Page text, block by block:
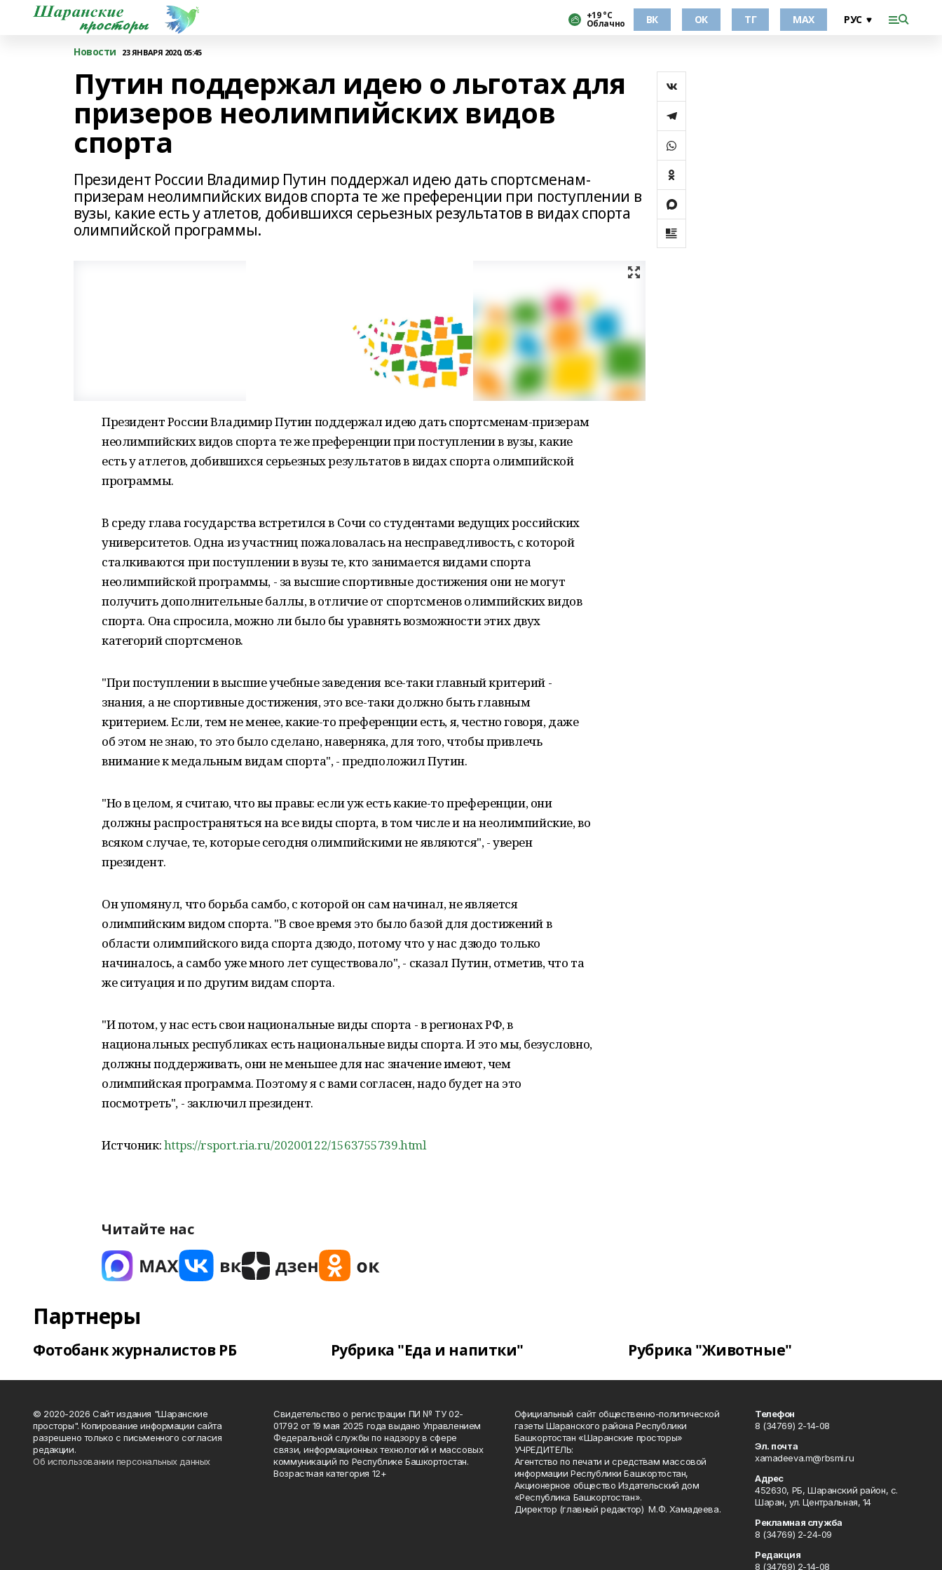
+19 °С
Облачно ВК ОК ТГ МАХ
Новости 23 ЯНВАРЯ 2020, 05:45
Путин поддержал идею о льготах для
призеров неолимпийских видов
спорта
Президент России Владимир Путин поддержал идею дать спортсменам-
призерам неолимпийских видов спорта те же преференции при поступлении в
вузы, какие есть у атлетов, добившихся серьезных результатов в видах спорта
олимпийской программы.
Президент России Владимир Путин поддержал идею дать спортсменам-призерам
неолимпийских видов спорта те же преференции при поступлении в вузы, какие
есть у атлетов, добившихся серьезных результатов в видах спорта олимпийской
программы.
В среду глава государства встретился в Сочи со студентами ведущих российских
университетов. Одна из участниц пожаловалась на несправедливость, с которой
сталкиваются при поступлении в вузы те, кто занимается видами спорта
неолимпийской программы, - за высшие спортивные достижения они не могут
получить дополнительные баллы, в отличие от спортсменов олимпийских видов
спорта. Она спросила, можно ли было бы уравнять возможности этих двух
категорий спортсменов.
"При поступлении в высшие учебные заведения все-таки главный критерий -
знания, а не спортивные достижения, это все-таки должно быть главным
критерием. Если, тем не менее, какие-то преференции есть, я, честно говоря, даже
об этом не знаю, то это было сделано, наверняка, для того, чтобы привлечь
внимание к медальным видам спорта", - предположил Путин.
"Но в целом, я считаю, что вы правы: если уж есть какие-то преференции, они
должны распространяться на все виды спорта, в том числе и на неолимпийские, во
всяком случае, те, которые сегодня олимпийскими не являются", - уверен
президент.
Он упомянул, что борьба самбо, с которой он сам начинал, не является
олимпийским видом спорта. "В свое время это было базой для достижений в
области олимпийского вида спорта дзюдо, потому что у нас дзюдо только
начиналось, а самбо уже много лет существовало", - сказал Путин, отметив, что та
же ситуация и по другим видам спорта.
"И потом, у нас есть свои национальные виды спорта - в регионах РФ, в
национальных республиках есть национальные виды спорта. И это мы, безусловно,
должны поддерживать, они не меньшее для нас значение имеют, чем
олимпийская программа. Поэтому я с вами согласен, надо будет на это
посмотреть", - заключил президент.
Истчоник:https://rsport.ria.ru/20200122/1563755739.html
Читайте нас
Партнеры
Фотобанк журналистов РБ Рубрика "Еда и напитки" Рубрика "Животные"
© 2020-2026 Сайт издания "Шаранские
просторы". Копирование информации сайта
разрешено только с письменного согласия
редакции.
Об использовании персональных данных
Свидетельство о регистрации ПИ № ТУ 02-
01792 от 19 мая 2025 года выдано Управлением
Федеральной службы по надзору в сфере
связи, информационных технологий и массовых
коммуникаций по Республике Башкортостан.
Возрастная категория 12+
Официальный сайт общественно-политической
газеты Шаранского района Республики
Башкортостан «Шаранские просторы»
УЧРЕДИТЕЛЬ:
Агентство по печати и средствам массовой
информации Республики Башкортостан,
Акционерное общество Издательский дом
«Республика Башкортостан».
Директор (главный редактор) М.Ф. Хамадеева.
Телефон
8 (34769) 2-14-08
Эл. почта
xamadeeva.m@rbsmi.ru
Адрес
452630, РБ, Шаранский район, с.
Шаран, ул. Центральная, 14
Рекламная служба
8 (34769) 2-24-09
Редакция
8 (34769) 2-14-08